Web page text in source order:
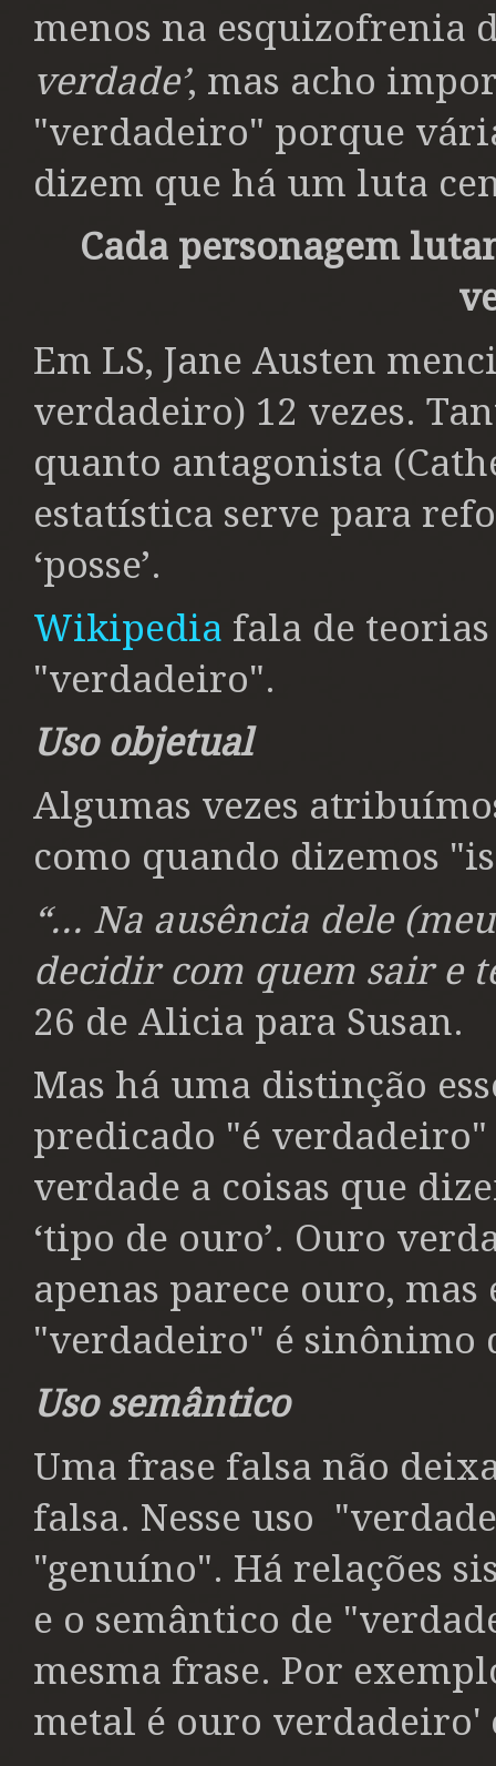
menos na esquizofrenia
verdade’, mas acho
"verdadeiro" porque
dizem que há um luta
Cada personagem
Em LS, Jane Austen
verdadeiro) 12 vezes.
quanto antagonista
estatística serve para
‘posse’.
Wikipedia fala de
"verdadeiro".
Uso objetual
Algumas vezes
como quando dizemos
“... Na ausência dele
decidir com quem sair e
26 de Alicia para Susan.
Mas há uma distinção
predicado "é
verdade a coisas que
‘tipo de ouro’. Ouro
apenas parece ouro, mas
"verdadeiro" é sinônimo
Uso semântico
Uma frase falsa não
falsa. Nesse uso
"genuíno". Há relações
e o semântico de
mesma frase. Por
metal é ouro verdadeiro'